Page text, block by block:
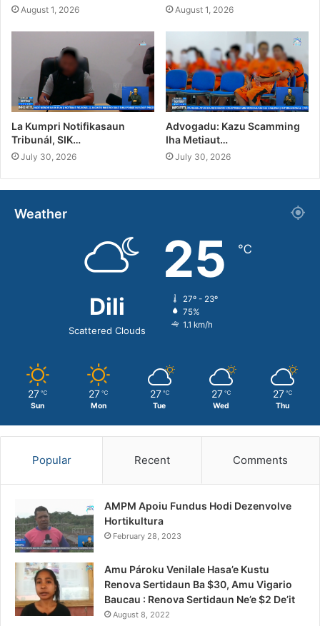
August 1, 2026 August 1, 2026
La Kumpri Notifikasaun
Tribunál, SIK…
July 30, 2026
Advogadu: Kazu Scamming
Iha Metiaut…
July 30, 2026
Weather
Dili
Scattered Clouds
25 ℃
27º - 23º
75%
1.1 km/h
27 ℃
Sun
27 ℃
Mon
27 ℃
Tue
27 ℃
Wed
27 ℃
Thu
Popular Recent Comments
AMPM Apoiu Fundus Hodi Dezenvolve
Hortikultura
February 28, 2023
Amu Pároku Venilale Hasa’e Kustu
Renova Sertidaun Ba $30, Amu Vigario
Baucau : Renova Sertidaun Ne’e $2 De’it
August 8, 2022